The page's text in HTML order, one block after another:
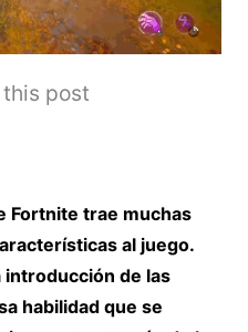
this post
Fortnite trae muchas
al juego.
introducción de las
habilidad que se